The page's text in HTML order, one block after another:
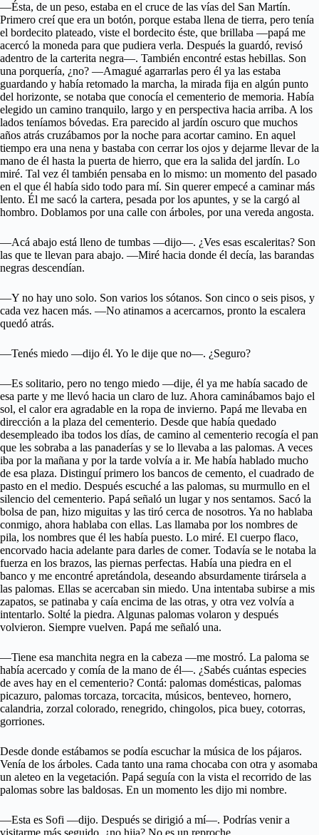
—Ésta, de un peso, estaba en el cruce de las vías del San Martín.
Primero creí que era un botón, porque estaba llena de tierra, pero tenía
el bordecito plateado, viste el bordecito éste, que brillaba —papá me
acercó la moneda para que pudiera verla. Después la guardó, revisó
adentro de la carterita negra—. También encontré estas hebillas. Son
una porquería, ¿no? —Amagué agarrarlas pero él ya las estaba
guardando y había retomado la marcha, la mirada fija en algún punto
del horizonte, se notaba que conocía el cementerio de memoria. Había
elegido un camino tranquilo, largo y en perspectiva hacia arriba. A los
lados teníamos bóvedas. Era parecido al jardín oscuro que muchos
años atrás cruzábamos por la noche para acortar camino. En aquel
tiempo era una nena y bastaba con cerrar los ojos y dejarme llevar de la
mano de él hasta la puerta de hierro, que era la salida del jardín. Lo
miré. Tal vez él también pensaba en lo mismo: un momento del pasado
en el que él había sido todo para mí. Sin querer empecé a caminar más
lento. Él me sacó la cartera, pesada por los apuntes, y se la cargó al
hombro. Doblamos por una calle con árboles, por una vereda angosta.
—Acá abajo está lleno de tumbas —dijo—. ¿Ves esas escaleritas? Son
las que te llevan para abajo. —Miré hacia donde él decía, las barandas
negras descendían.
—Y no hay uno solo. Son varios los sótanos. Son cinco o seis pisos, y
cada vez hacen más. —No atinamos a acercarnos, pronto la escalera
quedó atrás.
—Tenés miedo —dijo él. Yo le dije que no—. ¿Seguro?
—Es solitario, pero no tengo miedo —dije, él ya me había sacado de
esa parte y me llevó hacia un claro de luz. Ahora caminábamos bajo el
sol, el calor era agradable en la ropa de invierno. Papá me llevaba en
dirección a la plaza del cementerio. Desde que había quedado
desempleado iba todos los días, de camino al cementerio recogía el pan
que les sobraba a las panaderías y se lo llevaba a las palomas. A veces
iba por la mañana y por la tarde volvía a ir. Me había hablado mucho
de esa plaza. Distinguí primero los bancos de cemento, el cuadrado de
pasto en el medio. Después escuché a las palomas, su murmullo en el
silencio del cementerio. Papá señaló un lugar y nos sentamos. Sacó la
bolsa de pan, hizo miguitas y las tiró cerca de nosotros. Ya no hablaba
conmigo, ahora hablaba con ellas. Las llamaba por los nombres de
pila, los nombres que él les había puesto. Lo miré. El cuerpo flaco,
encorvado hacia adelante para darles de comer. Todavía se le notaba la
fuerza en los brazos, las piernas perfectas. Había una piedra en el
banco y me encontré apretándola, deseando absurdamente tirársela a
las palomas. Ellas se acercaban sin miedo. Una intentaba subirse a mis
zapatos, se patinaba y caía encima de las otras, y otra vez volvía a
intentarlo. Solté la piedra. Algunas palomas volaron y después
volvieron. Siempre vuelven. Papá me señaló una.
—Tiene esa manchita negra en la cabeza —me mostró. La paloma se
había acercado y comía de la mano de él—. ¿Sabés cuántas especies
de aves hay en el cementerio? Contá: palomas domésticas, palomas
picazuro, palomas torcaza, torcacita, músicos, benteveo, hornero,
calandria, zorzal colorado, renegrido, chingolos, pica buey, cotorras,
gorriones.
Desde donde estábamos se podía escuchar la música de los pájaros.
Venía de los árboles. Cada tanto una rama chocaba con otra y asomaba
un aleteo en la vegetación. Papá seguía con la vista el recorrido de las
palomas sobre las baldosas. En un momento les dijo mi nombre.
—Esta es Sofi —dijo. Después se dirigió a mí—. Podrías venir a